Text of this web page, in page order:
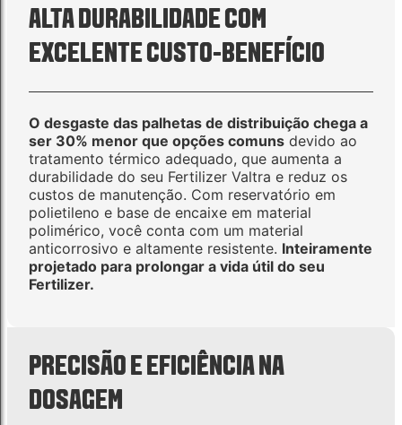
ALTA DURABILIDADE COM
EXCELENTE CUSTO-BENEFÍCIO
O desgaste das palhetas de distribuição chega a
ser 30% menor que opções comuns devido ao
tratamento térmico adequado, que aumenta a
durabilidade do seu Fertilizer Valtra e reduz os
custos de manutenção. Com reservatório em
polietileno e base de encaixe em material
polimérico, você conta com um material
anticorrosivo e altamente resistente. Inteiramente
projetado para prolongar a vida útil do seu
Fertilizer.
PRECISÃO E EFICIÊNCIA NA
DOSAGEM